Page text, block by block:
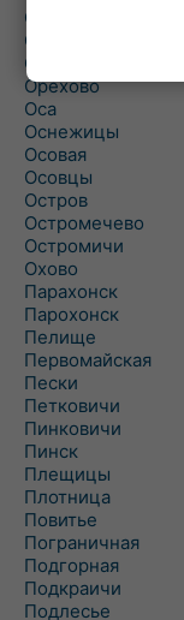
Ольшаны
Омельная
Ополь
Орехово
Оса
Оснежицы
Осовая
Осовцы
Остров
Остромечево
Остромичи
Охово
Парахонск
Парохонск
Пелище
Первомайская
Пески
Петковичи
Пинковичи
Пинск
Плещицы
Плотница
Повитье
Пограничная
Подгорная
Подкраичи
Подлесье